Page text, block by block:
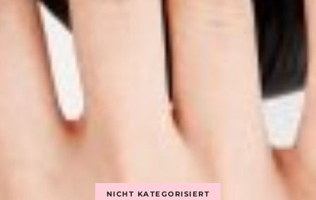
NICHT KATEGORISIERT